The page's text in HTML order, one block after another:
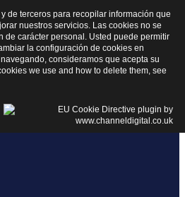
de terceros para recopilar información que
nuestros servicios. Las cookies no se
de carácter personal. Usted puede permitir
la configuración de cookies en
consideramos que acepta su
we use and how to delete them, see